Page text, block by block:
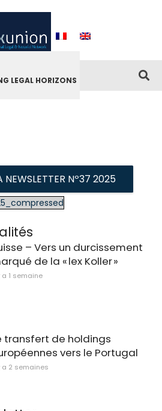
LEGAL HORIZONS
NEWSLETTER Nº37 2025
– Vers un durcissement
de la « lex Koller »
a 1 semaine
transfert de holdings
vers le Portugal
a 2 semaines